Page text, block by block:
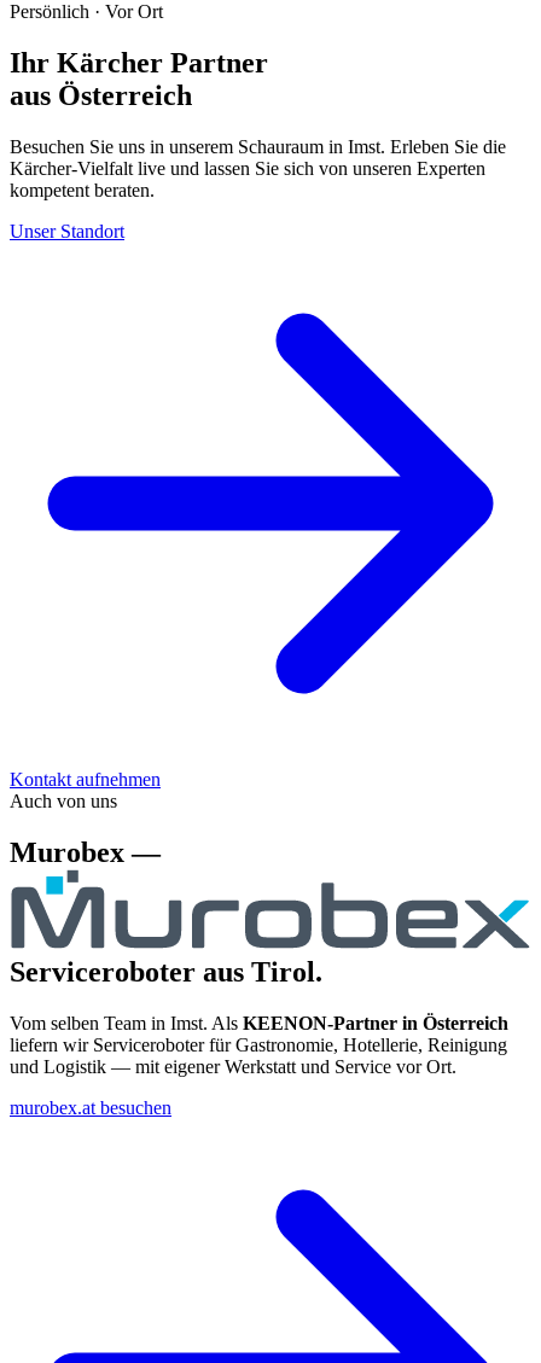
Persönlich · Vor Ort
Ihr Kärcher Partner
aus Österreich
Besuchen Sie uns in unserem Schauraum in Imst. Erleben Sie die
Kärcher-Vielfalt live und lassen Sie sich von unseren Experten
kompetent beraten.
Unser Standort
Kontakt aufnehmen
Auch von uns
Murobex —
Serviceroboter aus Tirol.
Vom selben Team in Imst. Als KEENON-Partner in Österreich
liefern wir Serviceroboter für Gastronomie, Hotellerie, Reinigung
und Logistik — mit eigener Werkstatt und Service vor Ort.
murobex.at besuchen